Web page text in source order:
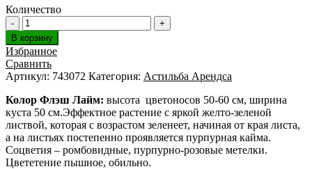
Количество
В корзину
Избранное
Сравнить
Артикул: 743072 Категория: Астильба Арендса
Колор Флэш Лайм: высота цветоносов 50-60 см, ширина
куста 50 см.Эффектное растение с яркой желто-зеленой
листвой, которая с возрастом зеленеет, начиная от края листа,
а на листьях постепенно проявляется пурпурная кайма.
Соцветия – ромбовидные, пурпурно-розовые метелки.
Цвететение пышное, обильно.